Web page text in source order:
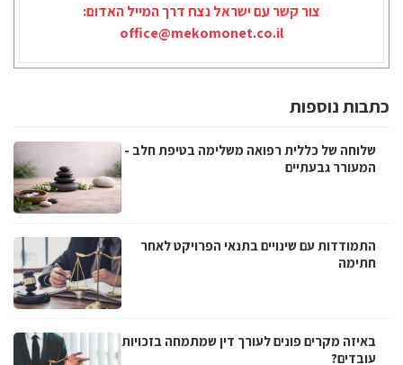
צור קשר עם ישראל נצח דרך המייל האדום:
office@mekomonet.co.il
כתבות נוספות
שלוחה של כללית רפואה משלימה בטיפת חלב -
המעורר גבעתיים
התמודדות עם שינויים בתנאי הפרויקט לאחר
חתימה
באיזה מקרים פונים לעורך דין שמתמחה בזכויות
עובדים?